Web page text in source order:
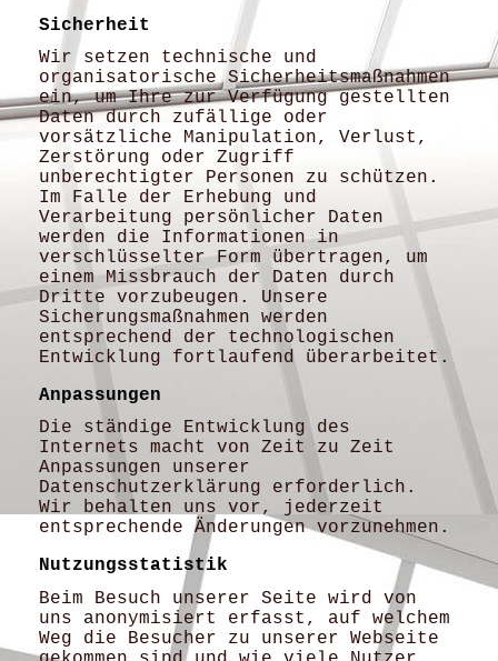
Sicherheit
Wir setzen technische und
organisatorische Sicherheitsmaßnahmen
ein, um Ihre zur Verfügung gestellten
Daten durch zufällige oder
vorsätzliche Manipulation, Verlust,
Zerstörung oder Zugriff
unberechtigter Personen zu schützen.
Im Falle der Erhebung und
Verarbeitung persönlicher Daten
werden die Informationen in
verschlüsselter Form übertragen, um
einem Missbrauch der Daten durch
Dritte vorzubeugen. Unsere
Sicherungsmaßnahmen werden
entsprechend der technologischen
Entwicklung fortlaufend überarbeitet.
Anpassungen
Die ständige Entwicklung des
Internets macht von Zeit zu Zeit
Anpassungen unserer
Datenschutzerklärung erforderlich.
Wir behalten uns vor, jederzeit
entsprechende Änderungen vorzunehmen.
Nutzungsstatistik
Beim Besuch unserer Seite wird von
uns anonymisiert erfasst, auf welchem
Weg die Besucher zu unserer Webseite